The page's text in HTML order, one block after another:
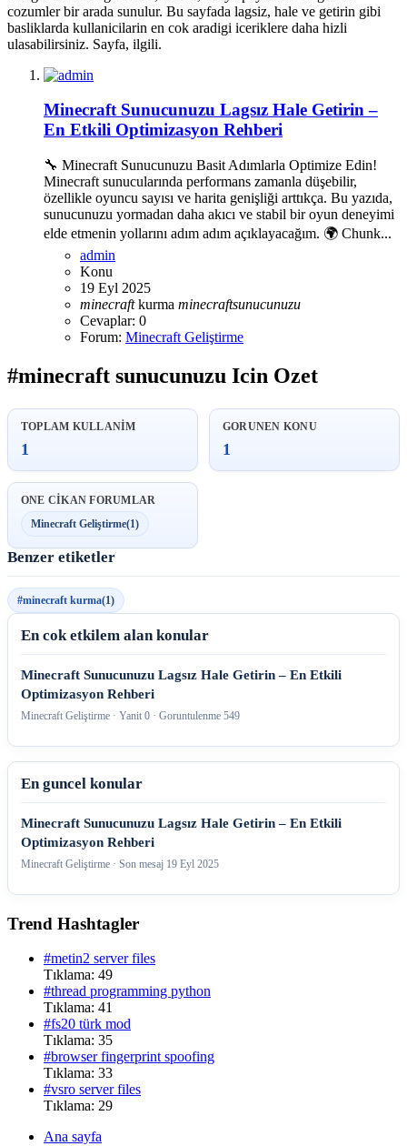
cozumler bir arada sunulur. Bu sayfada lagsiz, hale ve getirin gibi
basliklarda kullanicilarin en cok aradigi iceriklere daha hizli
ulasabilirsiniz. Sayfa, ilgili.
Minecraft Sunucunuzu Lagsız Hale Getirin –
En Etkili Optimizasyon Rehberi
🔧 Minecraft Sunucunuzu Basit Adımlarla Optimize Edin!
Minecraft sunucularında performans zamanla düşebilir,
özellikle oyuncu sayısı ve harita genişliği arttıkça. Bu yazıda,
sunucunuzu yormadan daha akıcı ve stabil bir oyun deneyimi
elde etmenin yollarını adım adım açıklayacağım. 🌍 Chunk...
admin
Konu
19 Eyl 2025
minecraftkurma minecraftsunucunuzu
Cevaplar: 0
Forum: Minecraft Geliştirme
#minecraft sunucunuzu Icin Ozet
TOPLAM KULLANIM
1
GORUNEN KONU
1
ONE CIKAN FORUMLAR
Minecraft Geliştirme(1)
Benzer etiketler
#minecraft kurma(1)
En cok etkilem alan konular
Minecraft Sunucunuzu Lagsız Hale Getirin – En Etkili
Optimizasyon Rehberi
Minecraft Geliştirme · Yanit 0 · Goruntulenme 549
En guncel konular
Minecraft Sunucunuzu Lagsız Hale Getirin – En Etkili
Optimizasyon Rehberi
Minecraft Geliştirme · Son mesaj 19 Eyl 2025
Trend Hashtagler
#metin2 server files
Tıklama: 49
#thread programming python
Tıklama: 41
#fs20 türk mod
Tıklama: 35
#browser fingerprint spoofing
Tıklama: 33
#vsro server files
Tıklama: 29
Ana sayfa